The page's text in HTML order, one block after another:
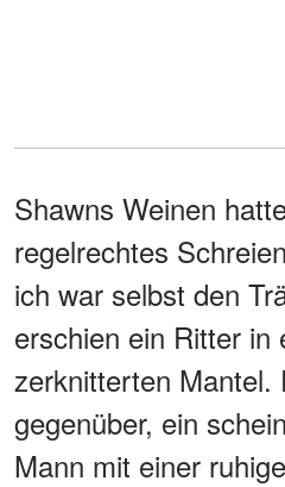
Shawns Weinen
regelrechtes
ich war selbst den
erschien ein Ritter in
zerknitterten Mantel.
gegenüber, ein
Mann mit einer